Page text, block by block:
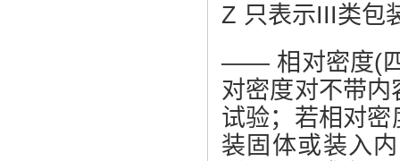
Z 只表示III类包
—— 相对密度(四
对密度对不带
试验；若相对
装固体或装入